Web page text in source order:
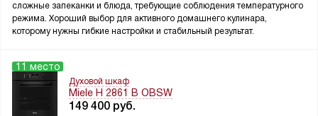
сложные запеканки и блюда, требующие соблюдения температурного
режима. Хороший выбор для активного домашнего кулинара,
которому нужны гибкие настройки и стабильный результат.
11 место
Духовой шкаф
Miele H 2861 B OBSW
149 400 руб.